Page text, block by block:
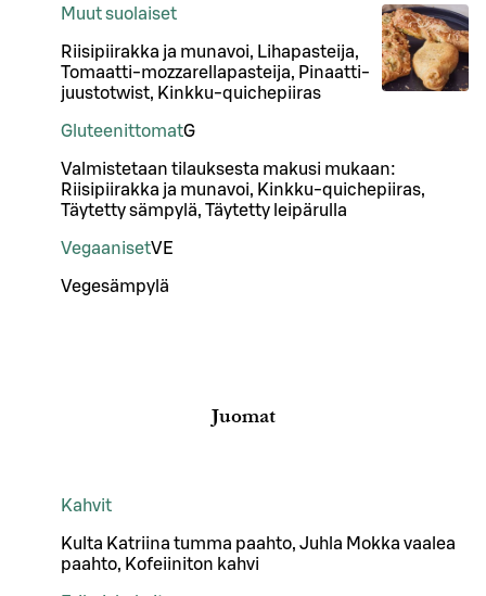
Muut suolaiset
Riisipiirakka ja munavoi, Lihapasteija,
Tomaatti-mozzarellapasteija, Pinaatti-
juustotwist, Kinkku-quichepiiras
GluteenittomatG
Valmistetaan tilauksesta makusi mukaan:
Riisipiirakka ja munavoi, Kinkku-quichepiiras,
Täytetty sämpylä, Täytetty leipärulla
VegaanisetVE
Vegesämpylä
Juomat
Kahvit
Kulta Katriina tumma paahto, Juhla Mokka vaalea
paahto, Kofeiiniton kahvi